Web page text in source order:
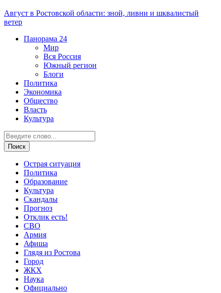
Август в Ростовской области: зной, ливни и шквалистый
ветер
Панорама 24
Мир
Вся Россия
Южный регион
Блоги
Политика
Экономика
Общество
Власть
Культура
Острая ситуация
Политика
Образование
Культура
Скандалы
Прогноз
Отклик есть!
СВО
Армия
Афиша
Глядя из Ростова
Город
ЖКХ
Наука
Официально